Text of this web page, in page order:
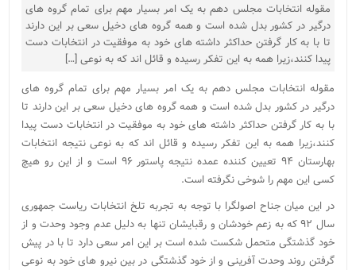
مقوله انتخابات مجلس دهم به یک امر بسیار مهم برای تمام گروه های
درگیر در کشور بدل شده است و همه گروه های دخیل سعی بر این دارند
تا با به کار گرفتن حداکثر داشته های خود به موفقیت در انتخابات دست
پیدا کنند،زیرا همه به این تفکر رسیده و قائل اند که به نوعی […]
مقوله انتخابات مجلس دهم به یک امر بسیار مهم برای تمام گروه های
درگیر در کشور بدل شده است و همه گروه های دخیل سعی بر این دارند تا
با به کار گرفتن حداکثر داشته های خود به موفقیت در انتخابات دست پیدا
کنند،زیرا همه به این تفکر رسیده و قائل اند که به نوعی نتیجه انتخابات
بهارستان ۹۴ تعیین کننده عمده نتیجه پاستور ۹۶ است و از این رو هیچ
کسی این مهم را شوخی نگرفته است.
در این میان جناح اصولگرا با توجه به تجربه تلخ انتخابات ریاست جمهوری
سال ۹۲ که به زعم خودشان و رقبایشان تنها به دلیل عدم وجود وحدت و از
خود گذشتگی متحمل شکست شده است بر این امر سعی دارد تا با در پیش
گرفتن روند وحدت آفرینی و از خود گذشتگی در بین نیرو های خود به نوعی